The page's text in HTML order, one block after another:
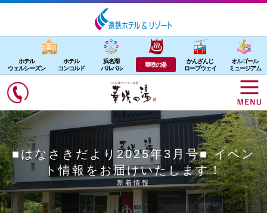
ホテル
ウェルシーズン
ホテル
コンコルド
浜名湖
パルパル
華咲の湯
かんざんじ
ロープウェイ
オルゴール
ミュージアム
■はなさきだより2025年3月号■ イベン
ト情報をお届けいたします！
新着情報